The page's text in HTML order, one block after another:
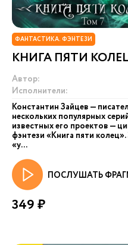
ФАНТАСТИКА. ФЭНТЕЗИ
КНИГА ПЯТИ
Автор:
Исполнители:
Константин Зайцев —
нескольких популярных
известных его проектов —
фэнтези «Книга пяти
«у...
ПОСЛУШАТЬ
349 ₽